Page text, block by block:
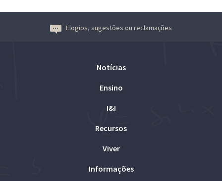
Elogios, sugestões ou reclamações
Notícias
Ensino
I&I
Recursos
Viver
Informações